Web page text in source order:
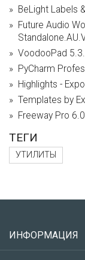
BeLight Labels
Future Audio
VoodooPad
PyCharm
Highlights -
Templates by
Freeway Pro
ТЕГИ
УТИЛИТЫ
ИНФОРМАЦИЯ